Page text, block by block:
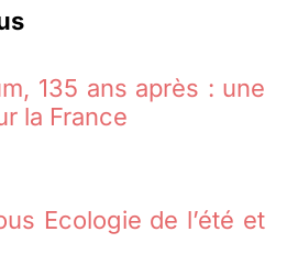
135 ans après : une
la France
Ecologie de l’été et